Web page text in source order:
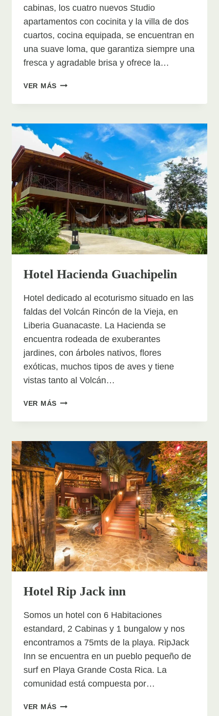
cabinas, los cuatro nuevos Studio
apartamentos con cocinita y la villa de dos
cuartos, cocina equipada, se encuentran en
una suave loma, que garantiza siempre una
fresca y agradable brisa y ofrece la…
VER MÁS GUACAMAYA
Hotel Hacienda Guachipelin
Hotel dedicado al ecoturismo situado en las
faldas del Volcán Rincón de la Vieja, en
Liberia Guanacaste. La Hacienda se
encuentra rodeada de exuberantes
jardines, con árboles nativos, flores
exóticas, muchos tipos de aves y tiene
vistas tanto al Volcán…
VER MÁS HOTEL
GUACHIPELIN
Hotel Rip Jack inn
Somos un hotel con 6 Habitaciones
estandard, 2 Cabinas y 1 bungalow y nos
encontramos a 75mts de la playa. RipJack
Inn se encuentra en un pueblo pequeño de
surf en Playa Grande Costa Rica. La
comunidad está compuesta por…
VER MÁS HOTEL